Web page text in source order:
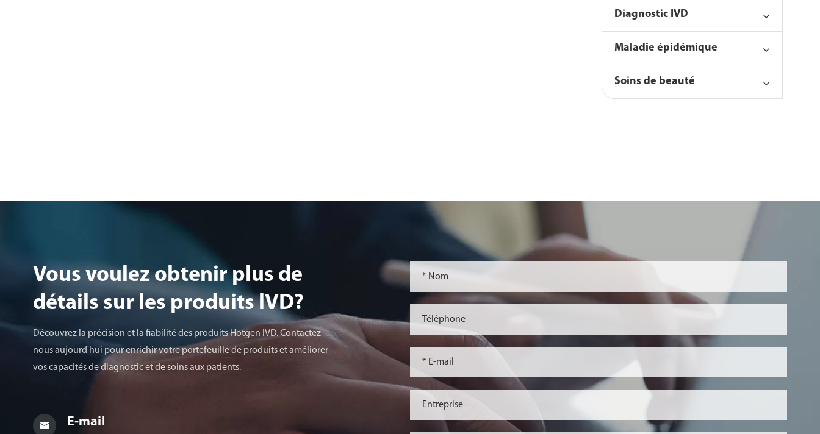
Diagnostic IVD
Maladie épidémique
Soins de beauté
Vous voulez obtenir plus de
détails sur les produits lVD?
Découvrez la précision et la fiabilité des produits Hotgen IVD. Contactez-
nous aujourd'hui pour enrichir votre portefeuille de produits et améliorer
vos capacités de diagnostic et de soins aux patients.
 E-mail